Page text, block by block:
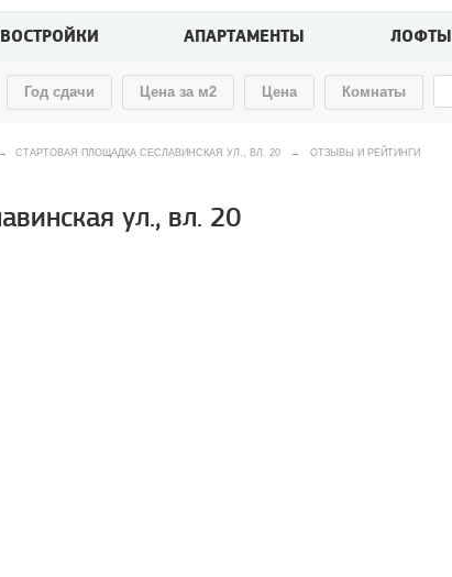
АПАРТАМЕНТЫ ЛОФТЫ
Год сдачи Цена за м2 Цена Комнаты
→ СТАРТОВАЯ ПЛОЩАДКА СЕСЛАВИНСКАЯ УЛ., ВЛ. 20 → ОТЗЫВЫ И РЕЙТИНГИ
ул., вл. 20